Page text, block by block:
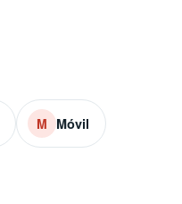
M Móvil